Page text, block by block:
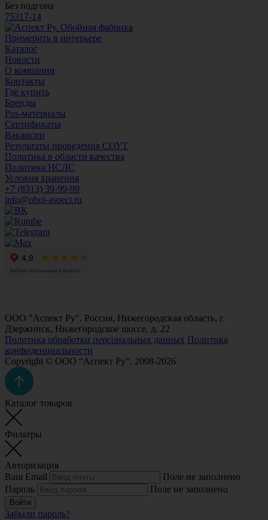
Без подгона
75317-14
Примерить в интерьере
Каталог
Новости
О компании
Контакты
Где купить
Бренды
Pos-материалы
Сертификаты
Вакансии
Результаты проведения СОУТ
Политика в области качества
Политика НСЛС
Условия хранения
+7 (8313) 39-99-99
info@oboi-aspect.ru
ООО "Аспект Ру". Россия, Нижегородская область, г.
Дзержинск, Нижегородское шоссе, д. 22
Политика обработки персональных данных Политика
конфиденциальности
Copyright © ООО “Аспект Ру”, 2008-2026
Каталог товаров
Фильтры
Авторизация
Ваш Email
Поле не заполнено
Пароль
Поле не заполнено
Войти
Забыли пароль?